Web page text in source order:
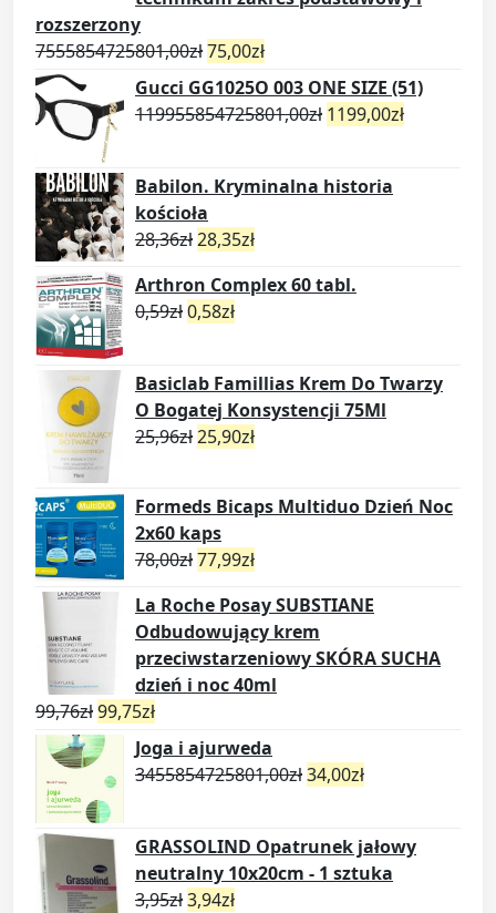
rozszerzony
7555854725801,00zł75,00zł
Gucci GG1025O 003 ONE SIZE (51)
119955854725801,00zł 1199,00zł
Babilon. Kryminalna historia
kościoła
28,36zł28,35zł
Arthron Complex 60 tabl.
0,59zł0,58zł
Basiclab Famillias Krem Do Twarzy
O Bogatej Konsystencji 75Ml
25,96zł25,90zł
Formeds Bicaps Multiduo Dzień Noc
2x60 kaps
78,00zł77,99zł
La Roche Posay SUBSTIANE
Odbudowujący krem
przeciwstarzeniowy SKÓRA SUCHA
dzień i noc 40ml
99,76zł99,75zł
Joga i ajurweda
3455854725801,00zł34,00zł
GRASSOLIND Opatrunek jałowy
neutralny 10x20cm - 1 sztuka
3,95zł3,94zł